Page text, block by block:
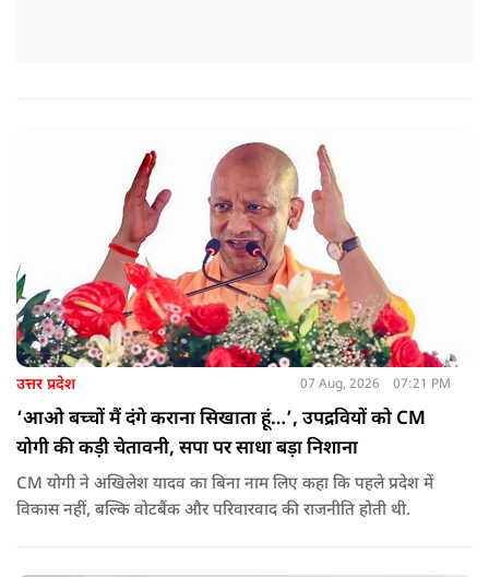
उत्तर प्रदेश 07 Aug, 2026 07:21 PM
‘आओ बच्चों मैं दंगे कराना सिखाता हूं…’, उपद्रवियों को CM
योगी की कड़ी चेतावनी, सपा पर साधा बड़ा निशाना
CM योगी ने अखिलेश यादव का बिना नाम लिए कहा कि पहले प्रदेश में
विकास नहीं, बल्कि वोटबैंक और परिवारवाद की राजनीति होती थी.